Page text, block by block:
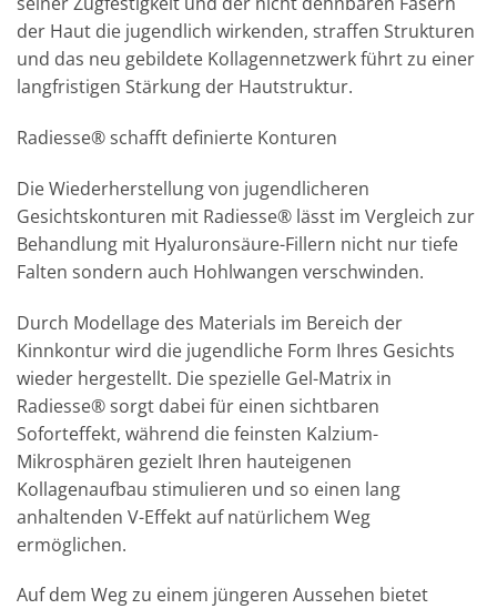
der Haut die jugendlich wirkenden, straffen Strukturen
und das neu gebildete Kollagennetzwerk führt zu einer
langfristigen Stärkung der Hautstruktur.
Radiesse® schafft definierte Konturen
Die Wiederherstellung von jugendlicheren
Gesichtskonturen mit Radiesse® lässt im Vergleich zur
Behandlung mit Hyaluronsäure-Fillern nicht nur tiefe
Falten sondern auch Hohlwangen verschwinden.
Durch Modellage des Materials im Bereich der
Kinnkontur wird die jugendliche Form Ihres Gesichts
wieder hergestellt. Die spezielle Gel-Matrix in
Radiesse® sorgt dabei für einen sichtbaren
Soforteffekt, während die feinsten Kalzium-
Mikrosphären gezielt Ihren hauteigenen
Kollagenaufbau stimulieren und so einen lang
anhaltenden V-Effekt auf natürlichem Weg
ermöglichen.
Auf dem Weg zu einem jüngeren Aussehen bietet